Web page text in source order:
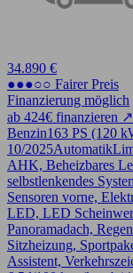
34.890 €
●●●○○ Fairer Preis
Finanzierung möglich
ab 424€ finanzieren ↗
Benzin163 PS (120
10/2025Automatik
AHK, Beheizbares
selbstlenkendes
Sensoren vorne,
LED, LED
Panoramadach,
Sitzheizung,
Assistent,